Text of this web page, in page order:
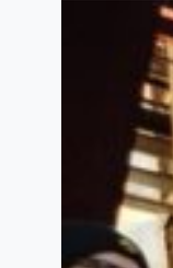
die
natürlich
schön zu